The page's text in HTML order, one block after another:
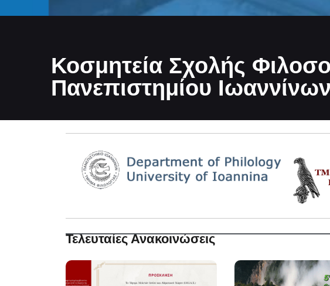
Κοσμητεία Σχολής
Πανεπιστημίου Ιωαννίνων
Τελευταίες Ανακοινώσεις